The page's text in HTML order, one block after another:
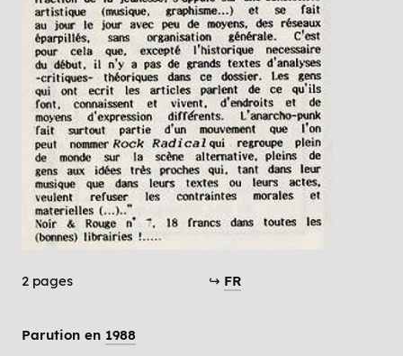
2 pages ↪ FR
Parution en 1988